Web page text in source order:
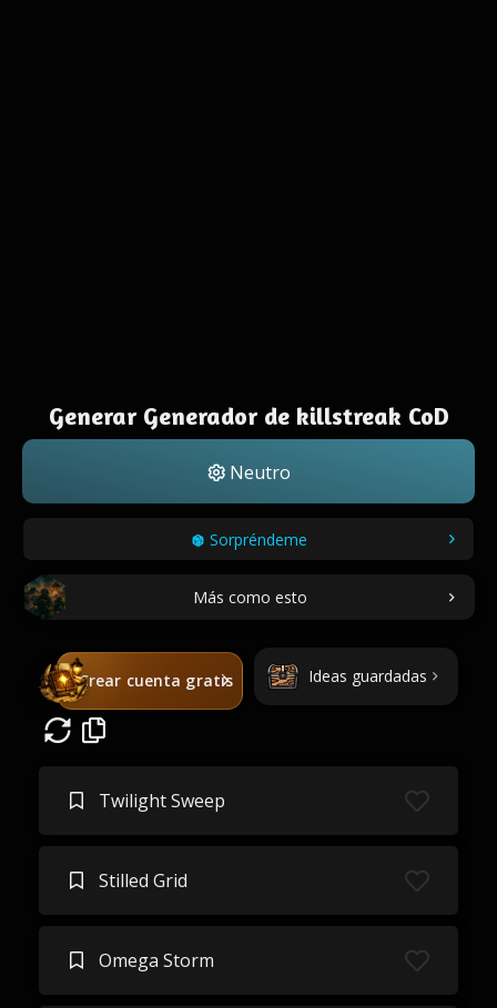
Generar Generador de killstreak CoD
Neutro
Sorpréndeme
Más como esto
Crear cuenta gratis Ideas guardadas
Twilight Sweep
Stilled Grid
Omega Storm